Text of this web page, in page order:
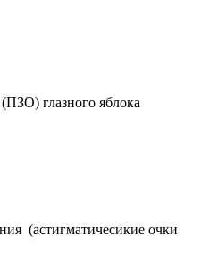
глазного яблока
(астигматичесикие очки